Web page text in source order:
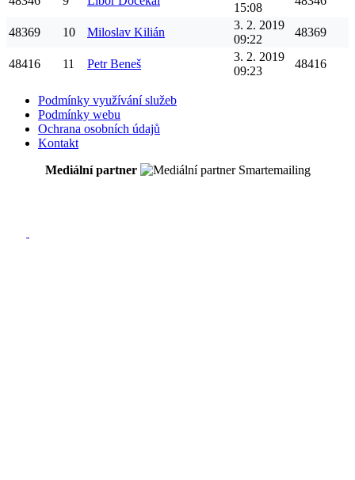
15:08
48369 10 Miloslav Kilián
3. 2. 2019
09:22
48369
48416 11 Petr Beneš
3. 2. 2019
09:23
48416
Podmínky využívání služeb
Podmínky webu
Ochrana osobních údajů
Kontakt
Mediální partner